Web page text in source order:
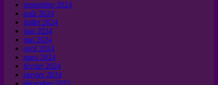
septembre 2024
août 2024
juillet 2024
juin 2024
mai 2024
avril 2024
mars 2024
février 2024
janvier 2024
décembre 2023